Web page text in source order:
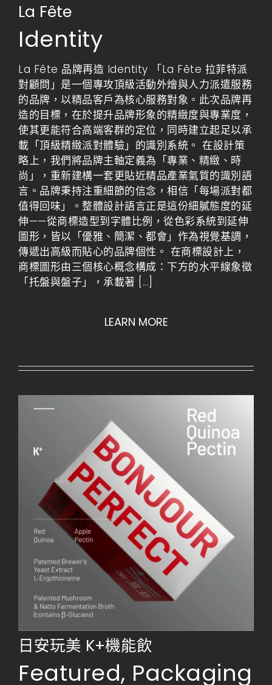
La Fête
Identity
La Fête 品牌再造 Identity 「La Fête 拉菲特派
對顧問」是一個專攻頂級活動外燴與人力派遣服務
的品牌，以精品客戶為核心服務對象。此次品牌再
造的目標，在於提升品牌形象的精緻度與專業度，
使其更能符合高端客群的定位，同時建立起足以承
載「頂級精緻派對體驗」的識別系統。 在設計策
略上，我們將品牌主軸定義為「專業、精緻、時
尚」，重新建構一套更貼近精品產業氣質的識別語
言。品牌秉持注重細節的信念，相信「每場派對都
值得回味」。整體設計語言正是這份細膩態度的延
伸——從商標造型到字體比例，從色彩系統到延伸
圖形，皆以「優雅、簡潔、都會」作為視覺基調，
傳遞出高級而貼心的品牌個性。 在商標設計上，
商標圖形由三個核心概念構成：下方的水平線象徵
「托盤與盤子」，承載著
[...]
LEARN MORE
日安玩美 K+機能飲
Featured, Packaging